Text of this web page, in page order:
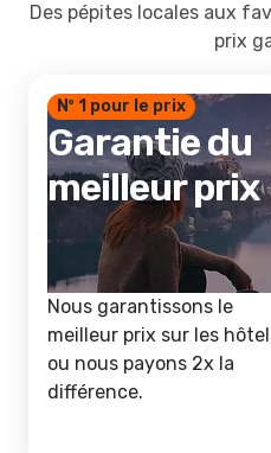
Des pépites locales aux
prix
Nº 1 pour le prix
Garantie du
meilleur prix
Nous garantissons le
meilleur prix sur les
ou nous payons 2x la
différence.